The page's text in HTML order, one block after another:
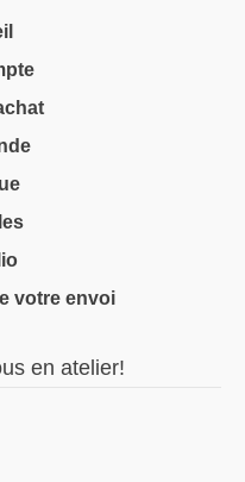
votre envoi
en atelier!